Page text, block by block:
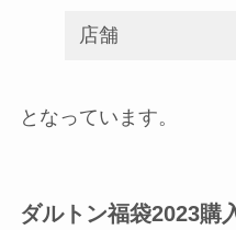
店舗
となっています。
ダルトン福袋2023購